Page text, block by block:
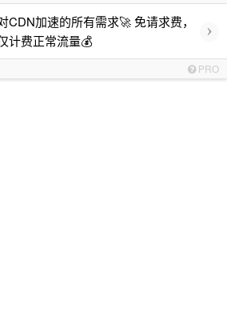
CDN加速的所有需求🚀 免请求费，
计费正常流量💰
›
PRO